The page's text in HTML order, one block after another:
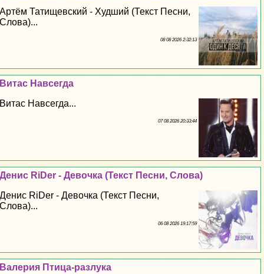
Артём Татищевский - Худший (Текст Песни,
Слова)...
08 08 2026 2:32:13
Витас Навсегда
Витас Навсегда...
07 08 2026 20:33:44
Денис RiDer - Дeвoчка (Текст Песни, Слова)
Денис RiDer - Дeвoчка (Текст Песни,
Слова)...
06 08 2026 19:17:59
Валерия Птица-разлука